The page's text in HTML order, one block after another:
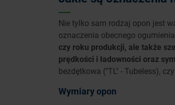
Nie tylko sam rodzaj opon jest
oznaczenia obecnego ogumienia.
czy roku produkcji, ale także
prędkości i ładowności oraz
bezdętkowa ("TL" - Tubeless),
Wymiary opon